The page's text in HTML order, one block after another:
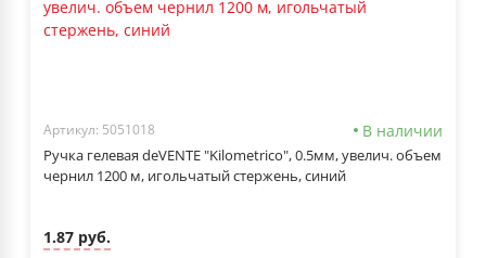
Артикул: 5051018 В наличии
Ручка гелевая deVENTE "Kilometrico", 0.5мм, увелич. объем
чернил 1200 м, игольчатый стержень, синий
1.87 руб.